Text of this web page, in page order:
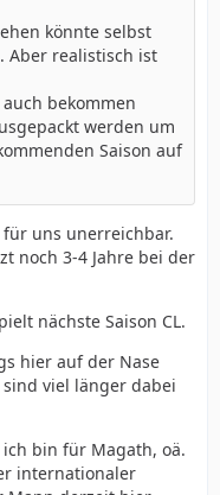
könnte selbst
Aber realistisch ist
bekommen
werden um
Saison auf
uns unerreichbar.
noch 3-4 Jahre bei der
nächste Saison CL.
hier auf der Nase
viel länger dabei
bin für Magath, oä.
internationaler